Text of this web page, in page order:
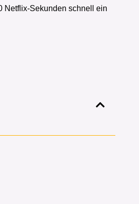
Netflix-Sekunden schnell ein